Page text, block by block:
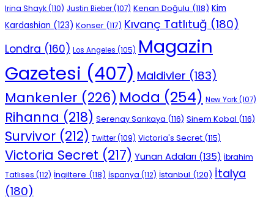
Irina Shayk(110) Justin Bieber(107) Kenan Doğulu (118) Kim
Kardashian (123) Konser (117) Kıvanç Tatlıtuğ (180)
Londra (160) Los Angeles (105) Magazin
Gazetesi (407) Maldivler (183)
Mankenler (226) Moda (254) New York(107)
Rihanna (218) Serenay Sarıkaya (116) Sinem Kobal (116)
Survivor (212) Twitter(109) Victoria's Secret (115)
Victoria Secret (217) Yunan Adaları (135) İbrahim
Tatlıses (112) İngiltere (118) İspanya (112) İstanbul (120) İtalya
(180)